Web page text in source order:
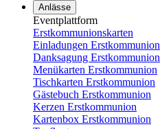
Anlässe
Eventplattform
Erstkommunionskarten
Einladungen Erstkommunion
Danksagung Erstkommunion
Menükarten Erstkommunion
Tischkarten Erstkommunion
Gästebuch Erstkommunion
Kerzen Erstkommunion
Kartenbox Erstkommunion